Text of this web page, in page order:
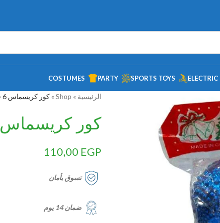
ELECTRIC
SPORTS TOYS
PARTY
COSTUMES
الرئيسية »
Shop
» كور كريسماس 6 قطع 8سم
كور كريسماس 6 قطع 8سم
110,00 EGP
تسوق بأمان
ضمان 14 يوم